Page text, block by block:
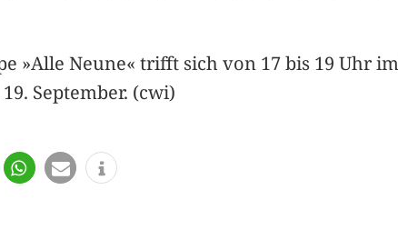
»Alle Neune« trifft sich von 17 bis 19 Uhr
September. (cwi)